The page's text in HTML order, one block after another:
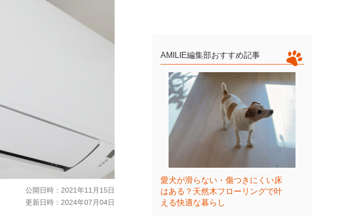
公開日時： 2021年11月15日
更新日時： 2024年07月04日
AMILIE編集部おすすめ記事
愛犬が滑らない・傷つきにくい床
はある？天然木フローリングで叶
える快適な暮らし